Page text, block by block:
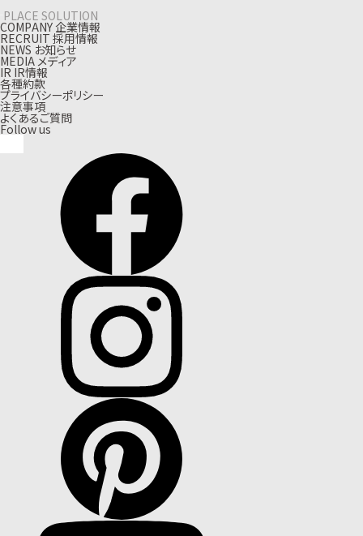
PLACE SOLUTION
COMPANY企業情報
RECRUIT 採用情報
NEWS お知らせ
MEDIA メディア
IR IR情報
各種約款
プライバシーポリシー
注意事項
よくあるご質問
Follow us